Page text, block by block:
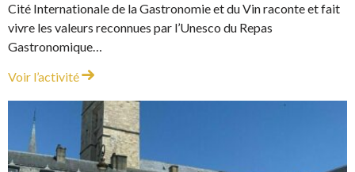
Cité Internationale de la Gastronomie et du Vin raconte et fait
vivre les valeurs reconnues par l’Unesco du Repas
Gastronomique…
Voir l’activitéCité Internationale de la Gastronomie et du Vin